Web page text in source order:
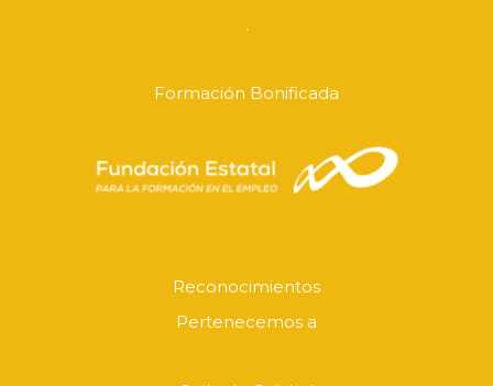
.
Formación Bonificada
Reconocimientos
Pertenecemos a